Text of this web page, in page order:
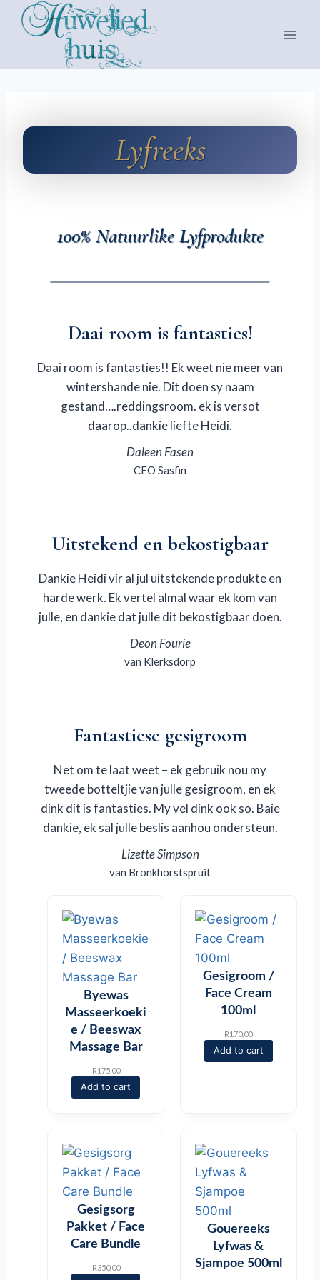
Skip
Lyfreeks
100% Natuurlike Lyfprodukte
Daai room is fantasties!
Daai room is fantasties!! Ek weet nie meer van
wintershande nie. Dit doen sy naam
gestand….reddingsroom. ek is versot
daarop..dankie liefte Heidi.
Daleen Fasen
CEO Sasfin
Uitstekend en bekostigbaar
Dankie Heidi vir al jul uitstekende produkte en
harde werk. Ek vertel almal waar ek kom van
julle, en dankie dat julle dit bekostigbaar doen.
Deon Fourie
van Klerksdorp
Fantastiese gesigroom
Net om te laat weet – ek gebruik nou my
tweede botteltjie van julle gesigroom, en ek
dink dit is fantasties. My vel dink ook so. Baie
dankie, ek sal julle beslis aanhou ondersteun.
Lizette Simpson
van Bronkhorstspruit
Byewas
Masseerkoeki
e / Beeswax
Massage Bar
R175,00
Add to cart
Gesigroom /
Face Cream
100ml
R170,00
Add to cart
Gesigsorg
Pakket / Face
Care Bundle
R350,00
Gouereeks
Lyfwas &
Sjampoe 500ml